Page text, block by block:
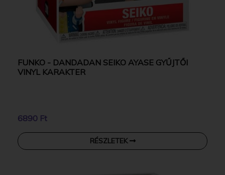
FUNKO - DANDADAN SEIKO AYASE GYŰJTŐI
VINYL KARAKTER
6890 Ft
RÉSZLETEK